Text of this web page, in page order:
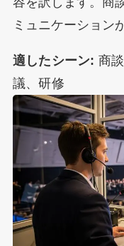
ミュニケーション
適したシーン: 商
議、研修